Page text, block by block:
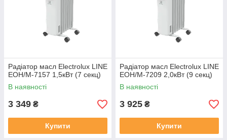
Радіатор масл Electrolux LINE
EOH/M-7157 1,5кВт (7 секц)
В наявності
3 349 ₴
Купити
Радіатор масл Electrolux LINE
EOH/M-7209 2,0кВт (9 секц)
В наявності
3 925 ₴
Купити